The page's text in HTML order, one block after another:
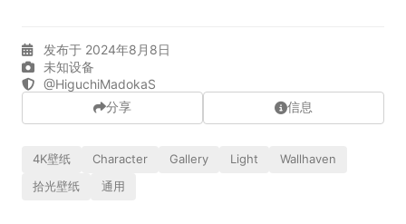
发布于 2024年8月8日
未知设备
@HiguchiMadokaS
分享 信息
4K壁纸 Character Gallery Light
Wallhaven
拾光壁纸
通用